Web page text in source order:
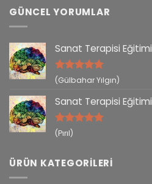
GÜNCEL YORUMLAR
Sanat Terapisi Eğitimi
5 üzerinden
(Gülbahar Yılgın)
Sanat Terapisi Eğitimi
5 üzerinden
(Pırıl)
ÜRÜN KATEGORILERI